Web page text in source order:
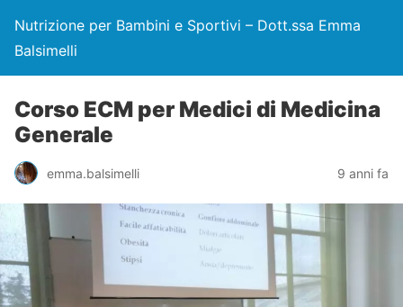
Nutrizione per Bambini e Sportivi – Dott.ssa Emma
Balsimelli
Corso ECM per Medici di Medicina
Generale
emma.balsimelli 9 anni fa